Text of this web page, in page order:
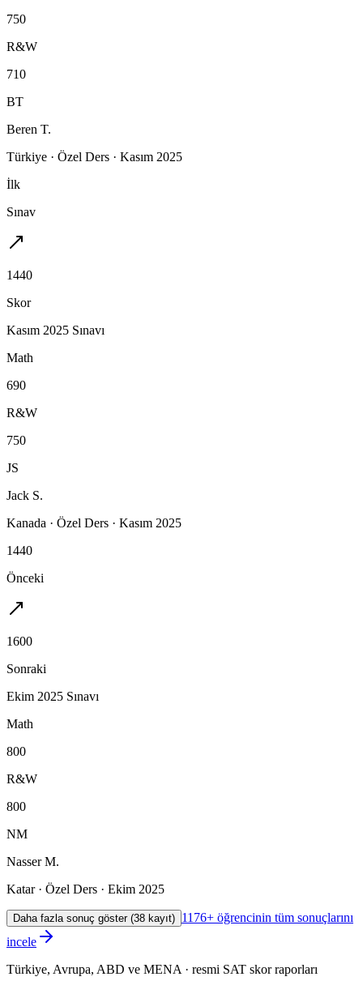
750
R&W
710
BT
Beren T.
Türkiye · Özel Ders · Kasım 2025
İlk
Sınav
1440
Skor
Kasım 2025 Sınavı
Math
690
R&W
750
JS
Jack S.
Kanada · Özel Ders · Kasım 2025
1440
Önceki
1600
Sonraki
Ekim 2025 Sınavı
Math
800
R&W
800
NM
Nasser M.
Katar· Özel Ders · Ekim 2025
Daha fazla sonuç göster (38 kayıt) 1176+ öğrencinin tüm sonuçlarını
incele
Türkiye, Avrupa, ABD ve MENA · resmi SAT skor raporları